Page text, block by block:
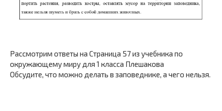
Рассмотрим ответы на Страница 57 из учебника по
окружающему миру для 1 класса Плешакова
Обсудите, что можно делать в заповеднике, а чего нельзя.